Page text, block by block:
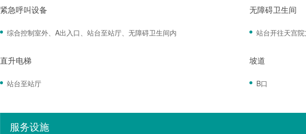
紧急呼叫设备
综合控制室外、A出入口、站台至站厅、无障碍卫生间内
无障碍卫生间
站台开往天宫
直升电梯
站台至站厅
坡道
B口
服务设施